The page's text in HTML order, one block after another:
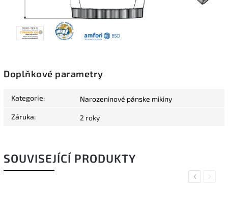
Doplňkové parametry
Kategorie: Narozeninové pánske mikiny
Záruka: 2 roky
SOUVISEJÍCÍ PRODUKTY
PreviousNext